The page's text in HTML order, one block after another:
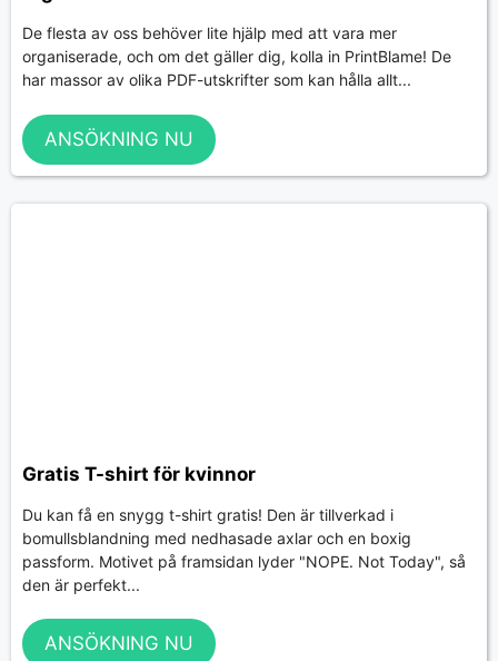
De flesta av oss behöver lite hjälp med att vara mer
organiserade, och om det gäller dig, kolla in PrintBlame! De
har massor av olika PDF-utskrifter som kan hålla allt...
ANSÖKNING NU
Gratis T-shirt för kvinnor
Du kan få en snygg t-shirt gratis! Den är tillverkad i
bomullsblandning med nedhasade axlar och en boxig
passform. Motivet på framsidan lyder "NOPE. Not Today", så
den är perfekt...
ANSÖKNING NU